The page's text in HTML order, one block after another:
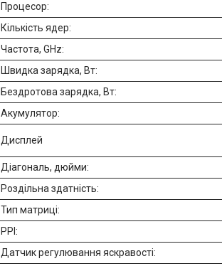
Процесор:
Кількість ядер:
Частота, GHz:
Швидка зарядка, Вт:
Бездротова зарядка, Вт:
Акумулятор:
Дисплей
Діагональ, дюйми:
Роздільна здатність:
Тип матриці:
PPI:
Датчик регулювання яскравості: